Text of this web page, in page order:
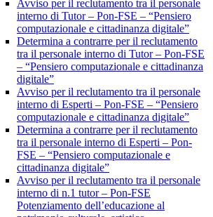
Avviso per il reclutamento tra il personale
interno di Tutor – Pon-FSE – “Pensiero
computazionale e cittadinanza digitale”
Determina a contrarre per il reclutamento
tra il personale interno di Tutor – Pon-FSE
– “Pensiero computazionale e cittadinanza
digitale”
Avviso per il reclutamento tra il personale
interno di Esperti – Pon-FSE – “Pensiero
computazionale e cittadinanza digitale”
Determina a contrarre per il reclutamento
tra il personale interno di Esperti – Pon-
FSE – “Pensiero computazionale e
cittadinanza digitale”
Avviso per il reclutamento tra il personale
interno di n.1 tutor – Pon-FSE
Potenziamento dell’educazione al